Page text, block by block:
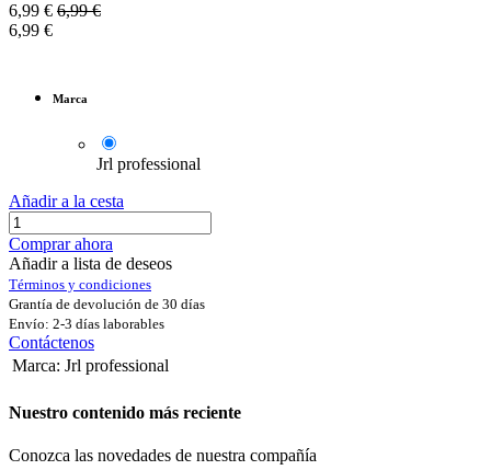
6,99 € 6,99€
6,99 €
Marca
Jrl professional
Añadir a la cesta
Comprar ahora
Añadir a lista de deseos
Términos y condiciones
Grantía de devolución de 30 días
Envío: 2-3 días laborables
Contáctenos
Marca: Jrl professional
Nuestro contenido más reciente
Conozca las novedades de nuestra compañía